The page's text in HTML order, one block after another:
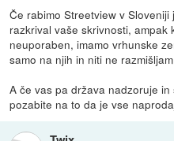
Če rabimo Streetview v
razkrival vaše skrivnosti,
neuporaben, imamo vrhunske
samo na njih in niti ne
A če vas pa država nadzoruje
pozabite na to da je vse